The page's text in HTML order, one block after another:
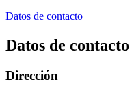
Datos de contacto
Datos de contacto
Dirección